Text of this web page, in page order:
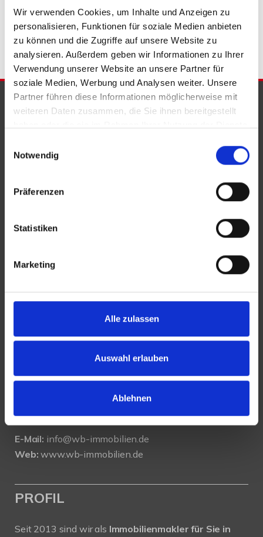
Wir verwenden Cookies, um Inhalte und Anzeigen zu
personalisieren, Funktionen für soziale Medien anbieten
zu können und die Zugriffe auf unsere Website zu
analysieren. Außerdem geben wir Informationen zu Ihrer
Verwendung unserer Website an unsere Partner für
soziale Medien, Werbung und Analysen weiter. Unsere
Partner führen diese Informationen möglicherweise mit
weiteren Daten zusammen, die Sie ihnen bereitgestellt
Notwendig
Präferenzen
Statistiken
Marketing
Alle zulassen
Auswahl erlauben
Ablehnen
PARTNER & AUSZEICHNUNGEN
KONTAKT
32457 Porta Westfalica
0571 - 597 265 17
E-Mail: info@wb-immobilien.de
Web: www.wb-immobilien.de
PROFIL
Seit 2013 sind wir als Immobilienmakler für Sie in